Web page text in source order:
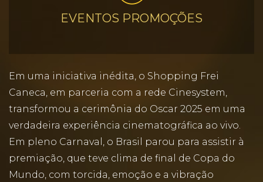
EVENTOS PROMOÇÕES
Em uma iniciativa inédita, o Shopping Frei
Caneca, em parceria com a rede Cinesystem,
transformou a cerimônia do Oscar 2025 em uma
verdadeira experiência cinematográfica ao vivo.
Em pleno Carnaval, o Brasil parou para assistir à
premiação, que teve clima de final de Copa do
Mundo, com torcida, emoção e a vibração